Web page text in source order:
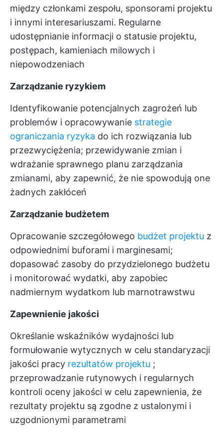
między członkami zespołu, sponsorami projektu
i innymi interesariuszami. Regularne
udostępnianie informacji o statusie projektu,
postępach, kamieniach milowych i
niepowodzeniach
Zarządzanie ryzykiem
Identyfikowanie potencjalnych zagrożeń lub
problemów i opracowywanie strategie
ograniczania ryzyka do ich rozwiązania lub
przezwyciężenia; przewidywanie zmian i
wdrażanie sprawnego planu zarządzania
zmianami, aby zapewnić, że nie spowodują one
żadnych zakłóceń
Zarządzanie budżetem
Opracowanie szczegółowego budżet projektu z
odpowiednimi buforami i marginesami;
dopasować zasoby do przydzielonego budżetu
i monitorować wydatki, aby zapobiec
nadmiernym wydatkom lub marnotrawstwu
Zapewnienie jakości
Określanie wskaźników wydajności lub
formułowanie wytycznych w celu standaryzacji
jakości pracy rezultatów projektu ;
przeprowadzanie rutynowych i regularnych
kontroli oceny jakości w celu zapewnienia, że
rezultaty projektu są zgodne z ustalonymi i
uzgodnionymi parametrami